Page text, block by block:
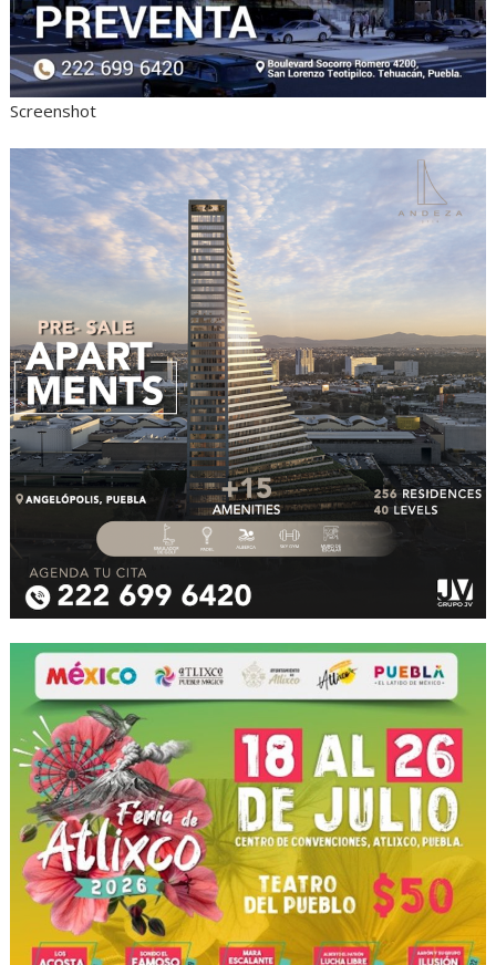
Screenshot